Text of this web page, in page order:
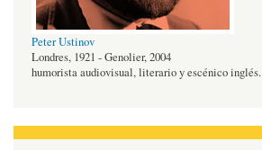
Peter Ustinov
Londres, 1921 - Genolier, 2004
humorista audiovisual, literario y escénico inglés.